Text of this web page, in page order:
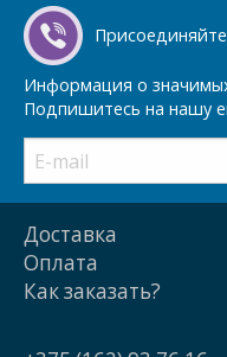
Информация о
Подпишитесь на нашу
Доставка
Оплата
Как заказать?